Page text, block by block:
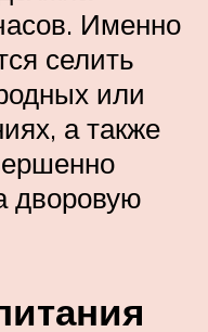
Именно
селить
или
а также
дворовую